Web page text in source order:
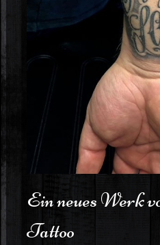
Ein neues Werk
Tattoo